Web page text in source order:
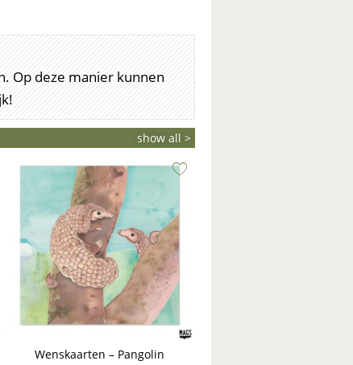
Op deze manier kunnen
show all >
Wenskaarten – Pangolin